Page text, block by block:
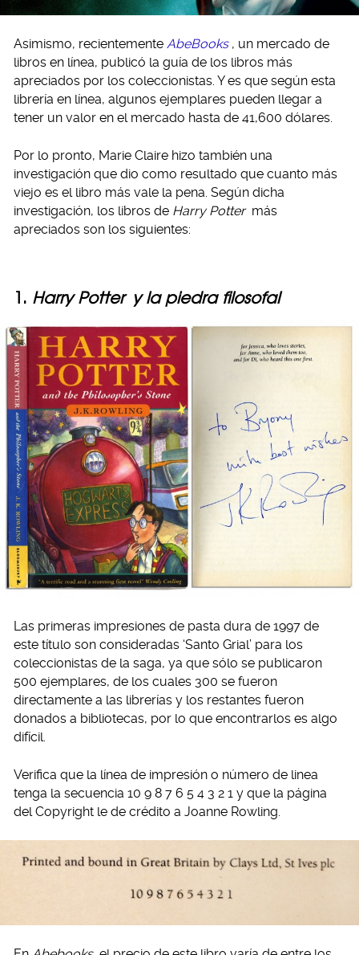
Asimismo, recientemente AbeBooks , un mercado de
libros en línea, publicó la guía de los libros más
apreciados por los coleccionistas. Y es que según esta
librería en línea, algunos ejemplares pueden llegar a
tener un valor en el mercado hasta de 41,600 dólares.
Por lo pronto, Marie Claire hizo también una
investigación que dio como resultado que cuanto más
viejo es el libro más vale la pena. Según dicha
investigación, los libros de Harry Potter más
apreciados son los siguientes:
1. Harry Potter y la piedra filosofal
Las primeras impresiones de pasta dura de 1997 de
este título son consideradas ‘Santo Grial’ para los
coleccionistas de la saga, ya que sólo se publicaron
500 ejemplares, de los cuales 300 se fueron
directamente a las librerías y los restantes fueron
donados a bibliotecas, por lo que encontrarlos es algo
difícil.
Verifica que la línea de impresión o número de linea
tenga la secuencia 10 9 8 7 6 5 4 3 2 1 y que la página
del Copyright le de crédito a Joanne Rowling.